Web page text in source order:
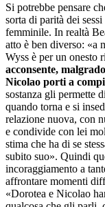
Si potrebbe pensare
sorta di parità dei
femminile. In realtà
atto è ben diverso: «a
Wyss è per un onesto
acconsente,
Nicolao porti a
sostanza gli permette
quando torna e si
relazione nuova, con
e condivide con lei
stima che ha di se
subito suo». Quindi
incoraggiamento a
affrontare momenti
«Dorotea e Nicolao